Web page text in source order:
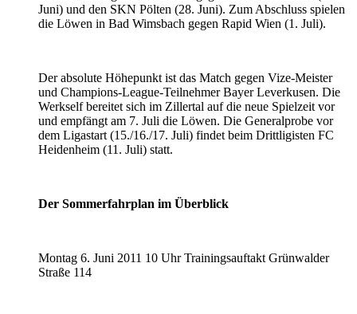
Juni) und den SKN Pölten (28. Juni). Zum Abschluss spielen
die Löwen in Bad Wimsbach gegen Rapid Wien (1. Juli).
Der absolute Höhepunkt ist das Match gegen Vize-Meister
und Champions-League-Teilnehmer Bayer Leverkusen. Die
Werkself bereitet sich im Zillertal auf die neue Spielzeit vor
und empfängt am 7. Juli die Löwen. Die Generalprobe vor
dem Ligastart (15./16./17. Juli) findet beim Drittligisten FC
Heidenheim (11. Juli) statt.
Der Sommerfahrplan im Überblick
Montag 6. Juni 2011 10 Uhr Trainingsauftakt Grünwalder
Straße 114